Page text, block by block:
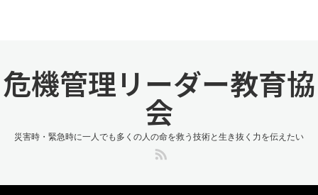
危機管理リーダー教育協
会
災害時・緊急時に一人でも多くの人の命を救う技術と生き抜く力を伝えたい